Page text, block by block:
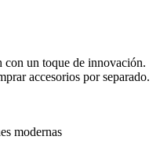
con un toque de innovación.
accesorios por separado.
modernas